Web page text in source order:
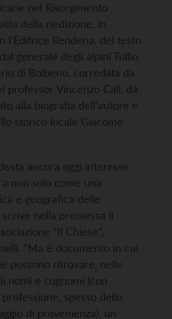
nel Risorgimento
della riedizione, in
l’Editrice Rendena, del testo
generale degli alpini Tullio
di Bolbeno, corredata da
professor Vincenzo Calì, da
alla biografia dell’autore e
storico locale Giacomo
ancora oggi interesse
non solo come una
e geografica delle
nella premessa il
“Il Chiese”,
“Ma è documento in cui
possono ritrovare, nelle
nomi e cognomi (con
professione, spesso dello
di provenienza), un